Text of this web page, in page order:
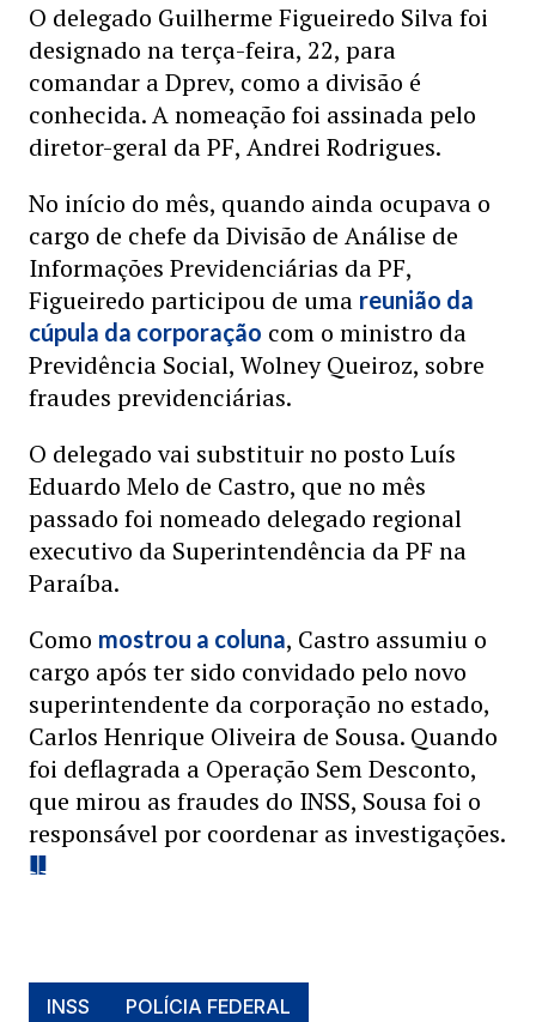
O delegado Guilherme Figueiredo Silva foi
designado na terça-feira, 22, para
comandar a Dprev, como a divisão é
conhecida. A nomeação foi assinada pelo
diretor-geral da PF, Andrei Rodrigues.
No início do mês, quando ainda ocupava o
cargo de chefe da Divisão de Análise de
Informações Previdenciárias da PF,
Figueiredo participou de uma reunião da
cúpula da corporação com o ministro da
Previdência Social, Wolney Queiroz, sobre
fraudes previdenciárias.
O delegado vai substituir no posto Luís
Eduardo Melo de Castro, que no mês
passado foi nomeado delegado regional
executivo da Superintendência da PF na
Paraíba.
Como mostrou a coluna, Castro assumiu o
cargo após ter sido convidado pelo novo
superintendente da corporação no estado,
Carlos Henrique Oliveira de Sousa. Quando
foi deflagrada a Operação Sem Desconto,
que mirou as fraudes do INSS, Sousa foi o
responsável por coordenar as investigações.
INSS POLÍCIA FEDERAL